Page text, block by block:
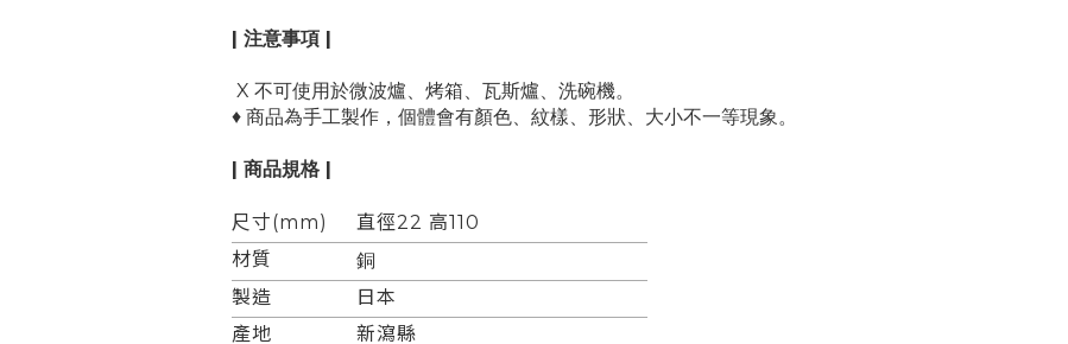
| 注意事項 |
X 不可使用於微波爐、烤箱、瓦斯爐、洗碗機。
♦ 商品為手工製作，個體會有顏色、紋樣、形狀、大小不一等現象。
| 商品規格 |
尺寸(mm)
直徑22 高110
材質
銅
製造
日本
產地
新瀉縣